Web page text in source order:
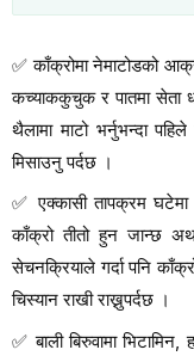
✅काँक्रोमा नेमाटोडको
कच्याककुचुक र पातमा सेता
थैलामा माटो भर्नुभन्दा
मिसाउनु पर्दछ ।
✅एक्कासी तापक्रम
काँक्रो तीतो हुन जान्छ
सेचनक्रियाले गर्दा पनि
चिस्यान राखी राख्नुपर्दछ ।
✅बाली बिरुवामा